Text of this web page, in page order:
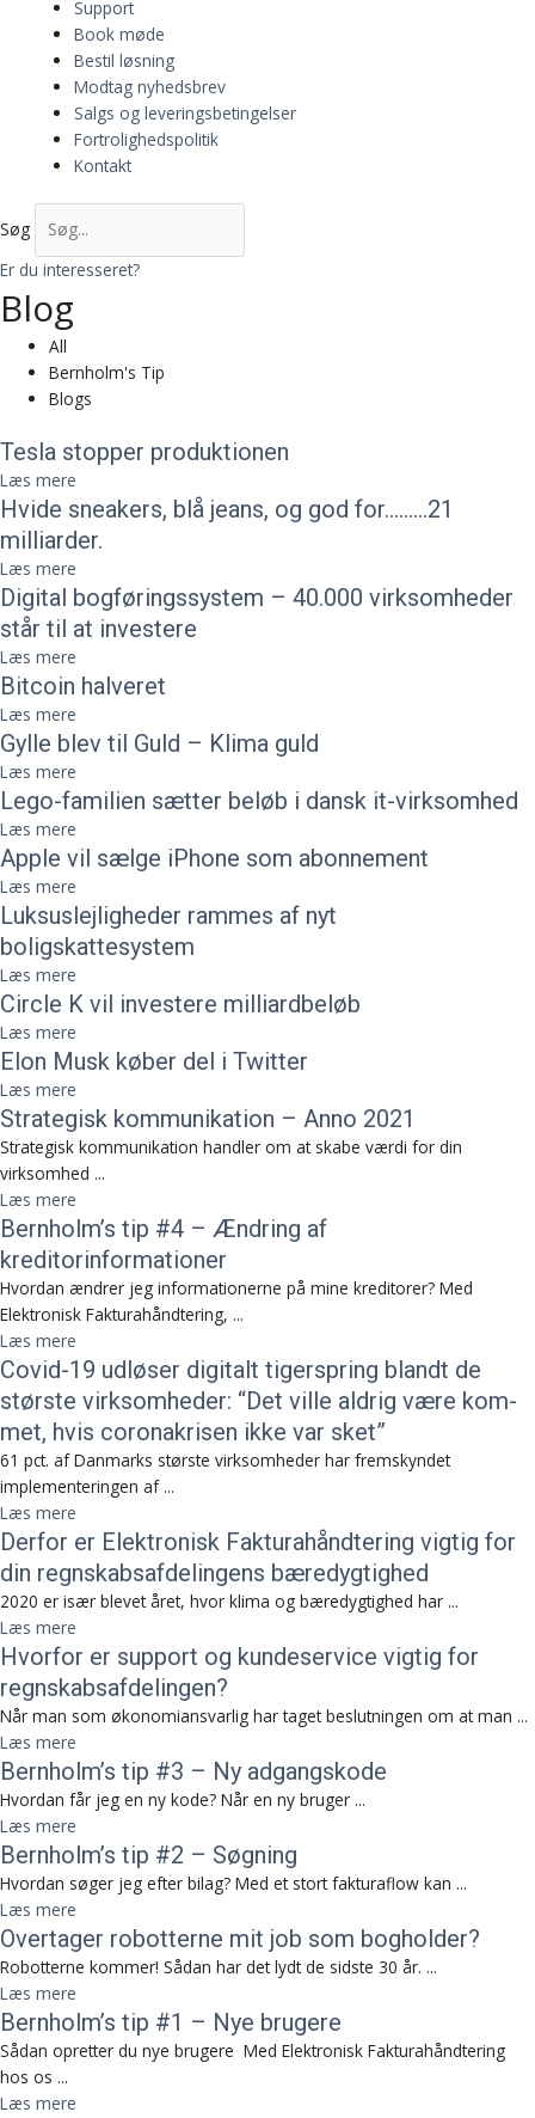
Support
Book møde
Bestil løsning
Modtag nyhedsbrev
Salgs og leveringsbetingelser
Fortrolighedspolitik
Kontakt
Søg
Er du interesseret?
Blog
All
Bernholm's Tip
Blogs
Tesla stopper produktionen
Læs mere
Hvide sneakers, blå jeans, og god for………21
milliarder.
Læs mere
Digital bogføringssystem – 40.000 virksomheder
står til at investere
Læs mere
Bitcoin halveret
Læs mere
Gylle blev til Guld – Klima guld
Læs mere
Lego-familien sætter beløb i dansk it-virksomhed
Læs mere
Apple vil sælge iPhone som abonnement
Læs mere
Luksuslejligheder rammes af nyt
boligskattesystem
Læs mere
Circle K vil investere milliardbeløb
Læs mere
Elon Musk køber del i Twitter
Læs mere
Strategisk kommunikation – Anno 2021
Strategisk kommunikation handler om at skabe værdi for din
virksomhed ...
Læs mere
Bernholm’s tip #4 – Ændring af
kreditorinformationer
Hvordan ændrer jeg informationerne på mine kreditorer? Med
Elektronisk Fakturahåndtering, ...
Læs mere
Covid-19 ud­lø­ser di­gi­talt ti­ger­spring blandt de
stør­ste virk­som­he­der: “Det vil­le al­drig være kom­
met, hvis cor­ona­kri­sen ikke var sket”
61 pct. af Danmarks største virksomheder har fremskyndet
implementeringen af ...
Læs mere
Derfor er Elektronisk Fakturahåndtering vigtig for
din regnskabsafdelingens bæredygtighed
2020 er især blevet året, hvor klima og bæredygtighed har ...
Læs mere
Hvorfor er support og kundeservice vigtig for
regnskabsafdelingen?
Når man som økonomiansvarlig har taget beslutningen om at man ...
Læs mere
Bernholm’s tip #3 – Ny adgangskode
Hvordan får jeg en ny kode? Når en ny bruger ...
Læs mere
Bernholm’s tip #2 – Søgning
Hvordan søger jeg efter bilag? Med et stort fakturaflow kan ...
Læs mere
Overtager robotterne mit job som bogholder?
Robotterne kommer! Sådan har det lydt de sidste 30 år. ...
Læs mere
Bernholm’s tip #1 – Nye brugere
Sådan opretter du nye brugere Med Elektronisk Fakturahåndtering
hos os ...
Læs mere